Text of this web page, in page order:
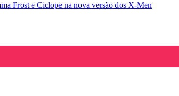
Frost e Ciclope na nova versão dos X-Men